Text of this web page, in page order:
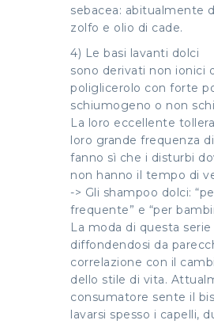
sebacea: abitualmente
zolfo e olio di cade.
4) Le basi lavanti dolci
sono derivati non ionici
poliglicerolo con forte
schiumogeno o non
La loro eccellente
loro grande frequenza
fanno sì che i disturbi
non hanno il tempo di
-> Gli shampoo dolci:
frequente” e “per
La moda di questa serie
diffondendosi da
correlazione con il
dello stile di vita.
consumatore sente il
lavarsi spesso i capelli,